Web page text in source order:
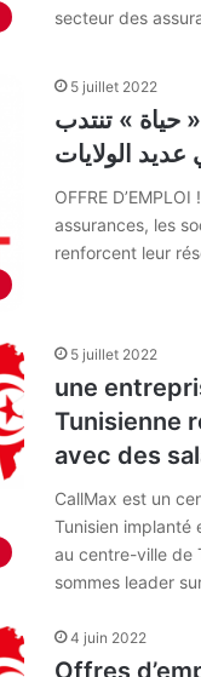
secteur des
5 juillet 2022
حياة » تنتدب
الولايات
OFFRE
assurances, les
renforcent leur
5 juillet 2022
une
Tunisienne
avec des
CallMax est un
Tunisien implanté
au centre-ville de
sommes leader
4 juin 2022
Offres